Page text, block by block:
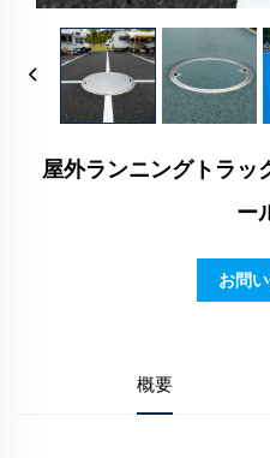
屋外ランニングトラッ
ー
お問
概要